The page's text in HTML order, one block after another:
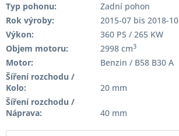
Typ pohonu:
Zadní pohon
Rok výroby:
2015-07 bis 2018-10
Výkon:
360 PS / 265 KW
Objem motoru:
2998 cm3
Motor:
Benzin / B58 B30 A
Šíření rozchodu /
Kolo:
20 mm
Šíření rozchodu /
Náprava:
40 mm